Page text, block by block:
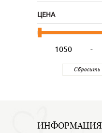
ЦЕНА
-
ИНФОРМАЦИЯ